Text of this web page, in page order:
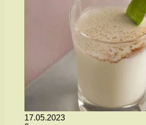
17.05.2023